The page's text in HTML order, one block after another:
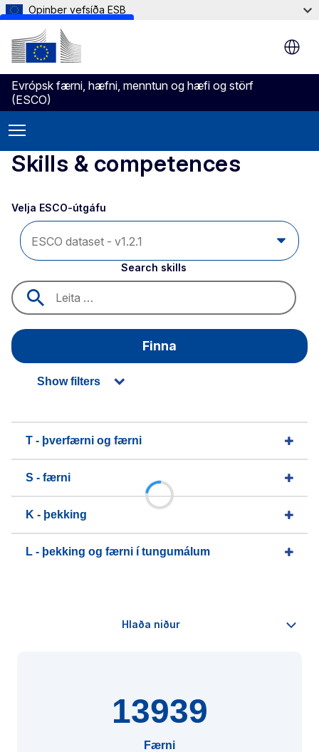
Skip to main content
Opinber vefsíða ESB
Evrópsk færni, hæfni, menntun og hæfi og störf
(ESCO)
Skills & competences
Velja ESCO-útgáfu
Search skills
Finna
Show filters
T - þverfærni og færni
S - færni
K - þekking
L - þekking og færni í tungumálum
13939
Færni